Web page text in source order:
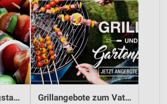
Rezepte und Pfingstangebote bei REWE! Grillangebote zum Vatertag bei REWE!